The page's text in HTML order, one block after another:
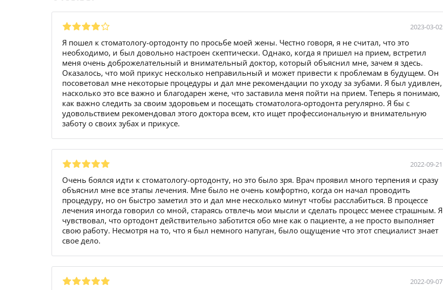
2023-03-02
Я пошел к стоматологу-ортодонту по просьбе моей жены. Честно говоря, я не считал, что это
необходимо, и был довольно настроен скептически. Однако, когда я пришел на прием, встретил
меня очень доброжелательный и внимательный доктор, который объяснил мне, зачем я здесь.
Оказалось, что мой прикус несколько неправильный и может привести к проблемам в будущем. Он
посоветовал мне некоторые процедуры и дал мне рекомендации по уходу за зубами. Я был удивлен,
насколько это все важно и благодарен жене, что заставила меня пойти на прием. Теперь я понимаю,
как важно следить за своим здоровьем и посещать стоматолога-ортодонта регулярно. Я бы с
удовольствием рекомендовал этого доктора всем, кто ищет профессиональную и внимательную
заботу о своих зубах и прикусе.
2022-09-21
Очень боялся идти к стоматологу-ортодонту, но это было зря. Врач проявил много терпения и сразу
объяснил мне все этапы лечения. Мне было не очень комфортно, когда он начал проводить
процедуру, но он быстро заметил это и дал мне несколько минут чтобы расслабиться. В процессе
лечения иногда говорил со мной, стараясь отвлечь мои мысли и сделать процесс менее страшным. Я
чувствовал, что ортодонт действительно заботится обо мне как о пациенте, а не просто выполняет
свою работу. Несмотря на то, что я был немного напуган, было ощущение что этот специалист знает
свое дело.
2022-09-07